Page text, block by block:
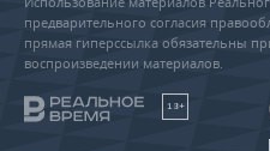
предварительного согласия
прямая гиперссылка обязательны
воспроизведении материалов.
18+